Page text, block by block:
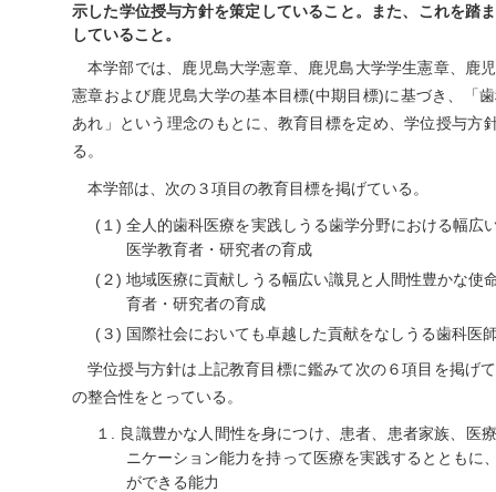
示した学位授与方針を策定していること。また、これを踏
していること。
本学部では、鹿児島大学憲章、鹿児島大学学生憲章、鹿
憲章および鹿児島大学の基本目標(中期目標)に基づき、「
あれ」という理念のもとに、教育目標を定め、学位授与方
る。
本学部は、次の３項目の教育目標を掲げている。
(１) 全人的歯科医療を実践しうる歯学分野における幅広
医学教育者・研究者の育成
(２) 地域医療に貢献しうる幅広い識見と人間性豊かな使
育者・研究者の育成
(３) 国際社会においても卓越した貢献をなしうる歯科医
学位授与方針は上記教育目標に鑑みて次の６項目を掲げ
の整合性をとっている。
１. 良識豊かな人間性を身につけ、患者、患者家族、医
ニケーション能力を持って医療を実践するとともに
ができる能力